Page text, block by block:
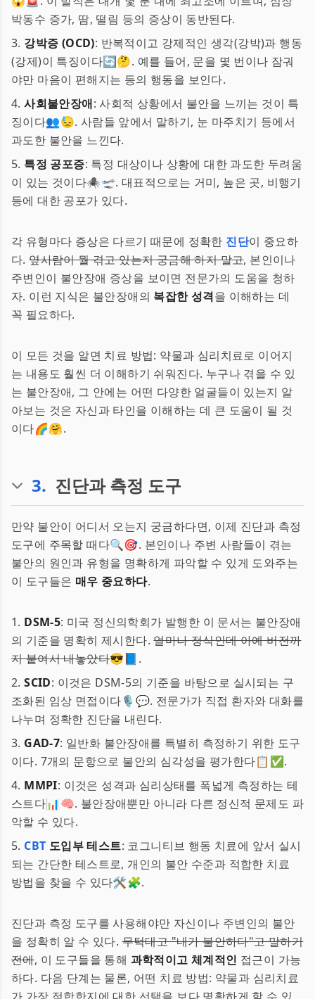
박동수 증가, 땀, 떨림 등의 증상이 동반된다.
3. 강박증 (OCD): 반복적이고 강제적인 생각(강박)과 행동
(강제)이 특징이다🔄🤔. 예를 들어, 문을 몇 번이나 잠궈
야만 마음이 편해지는 등의 행동을 보인다.
4.사회불안장애: 사회적 상황에서 불안을 느끼는 것이 특
징이다👥😓. 사람들 앞에서 말하기, 눈 마주치기 등에서
과도한 불안을 느낀다.
5. 특정 공포증: 특정 대상이나 상황에 대한 과도한 두려움
이 있는 것이다🕷️🛫. 대표적으로는 거미, 높은 곳, 비행기
등에 대한 공포가 있다.
각 유형마다 증상은 다르기 때문에 정확한 진단이 중요하
다.옆사람이 뭘 겪고 있는지 궁금해 하지 말고, 본인이나
주변인이 불안장애 증상을 보이면 전문가의 도움을 청하
자. 이런 지식은 불안장애의 복잡한 성격을 이해하는 데
꼭 필요하다.
이 모든 것을 알면 치료 방법: 약물과 심리치료로 이어지
는 내용도 훨씬 더 이해하기 쉬워진다. 누구나 겪을 수 있
는 불안장애, 그 안에는 어떤 다양한 얼굴들이 있는지 알
아보는 것은 자신과 타인을 이해하는 데 큰 도움이 될 것
이다🌈🤗.
3. 진단과 측정 도구
만약 불안이 어디서 오는지 궁금하다면, 이제 진단과 측정
도구에 주목할 때다🔍🎯. 본인이나 주변 사람들이 겪는
불안의 원인과 유형을 명확하게 파악할 수 있게 도와주는
이 도구들은 매우 중요하다.
1. DSM-5: 미국 정신의학회가 발행한 이 문서는 불안장애
의 기준을 명확히 제시한다.얼마나 정식인데 아예 버전까
지 붙여서 내놓았다😎📘.
2.SCID: 이것은 DSM-5의 기준을 바탕으로 실시되는 구
조화된 임상 면접이다🎙️💬. 전문가가 직접 환자와 대화를
나누며 정확한 진단을 내린다.
3. GAD-7: 일반화 불안장애를 특별히 측정하기 위한 도구
이다. 7개의 문항으로 불안의 심각성을 평가한다📋✅.
4. MMPI: 이것은 성격과 심리상태를 폭넓게 측정하는 테
스트다📊🧠. 불안장애뿐만 아니라 다른 정신적 문제도 파
악할 수 있다.
5. CBT 도입부 테스트: 코그니티브 행동 치료에 앞서 실시
되는 간단한 테스트로, 개인의 불안 수준과 적합한 치료
방법을 찾을 수 있다🛠️🧩.
진단과 측정 도구를 사용해야만 자신이나 주변인의 불안
을 정확히 알 수 있다.무턱대고 "내가 불안하다"고 말하기
전에, 이 도구들을 통해 과학적이고 체계적인 접근이 가능
하다. 다음 단계는 물론, 어떤 치료 방법: 약물과 심리치료